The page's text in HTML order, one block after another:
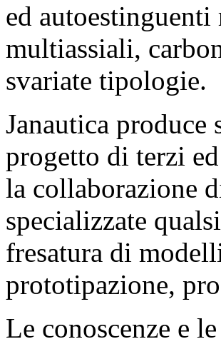
ed
multiassiali,
svariate tipologie.
Janautica
progetto di terzi
la collaborazione
specializzate
fresatura di
prototipazione,
Le conoscenze e